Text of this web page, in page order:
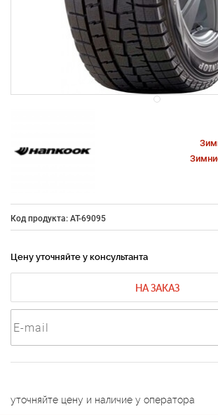
Код продукта: AT-69095
Цену уточняйте у консультанта
НА ЗАКАЗ
уточняйте цену и наличие у оператора